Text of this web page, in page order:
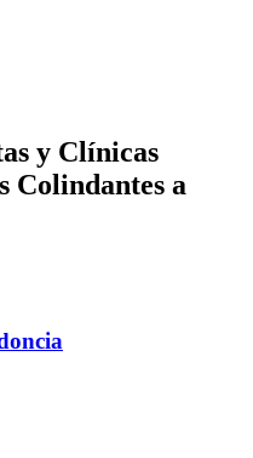
y Clínicas
Colindantes a